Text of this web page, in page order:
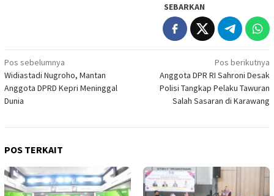
SEBARKAN
Navigasi
pos
Pos sebelumnya
Widiastadi Nugroho, Mantan
Anggota DPRD Kepri Meninggal
Dunia
Pos berikutnya
Anggota DPR RI Sahroni Desak
Polisi Tangkap Pelaku Tawuran
Salah Sasaran di Karawang
POS TERKAIT